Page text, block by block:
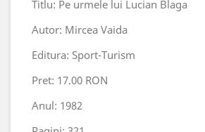
Titlu: Pe urmele lui Lucian Blaga
Autor: Mircea Vaida
Editura: Sport-Turism
Pret: 17.00 RON
Anul: 1982